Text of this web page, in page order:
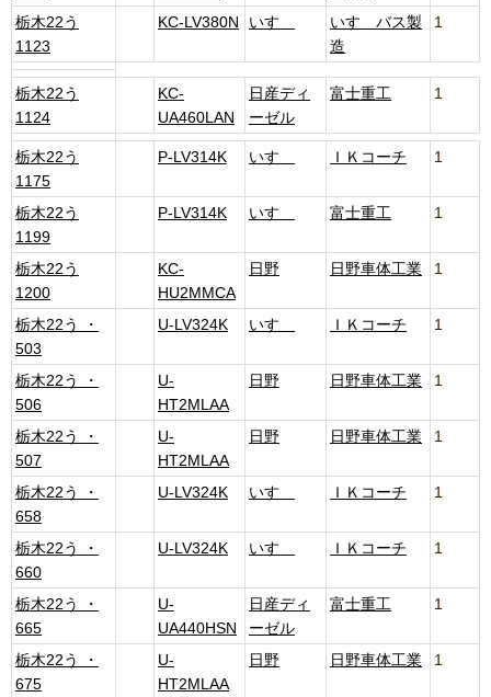
栃木22う
1123
KC-LV380N いすゞ
いすゞバス製
造
1
栃木22う
1124
KC-
UA460LAN
日産ディ
ーゼル
富士重工 1
栃木22う
1175
P-LV314K いすゞ ＩＫコーチ 1
栃木22う
1199
P-LV314K いすゞ 富士重工 1
栃木22う
1200
KC-
HU2MMCA
日野 日野車体工業 1
栃木22う ・
503
U-LV324K いすゞ ＩＫコーチ 1
栃木22う ・
506
U-
HT2MLAA
日野 日野車体工業 1
栃木22う ・
507
U-
HT2MLAA
日野 日野車体工業 1
栃木22う ・
658
U-LV324K いすゞ ＩＫコーチ 1
栃木22う ・
660
U-LV324K いすゞ ＩＫコーチ 1
栃木22う ・
665
U-
UA440HSN
日産ディ
ーゼル
富士重工 1
栃木22う ・
675
U-
HT2MLAA
日野 日野車体工業 1